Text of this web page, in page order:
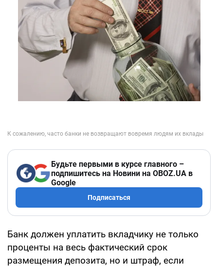
Будьте первыми в курсе главного –
подпишитесь на Новини на OBOZ.UA в
Google
Подписаться
Банк должен уплатить вкладчику не только
проценты на весь фактический срок
размещения депозита, но и штраф, если